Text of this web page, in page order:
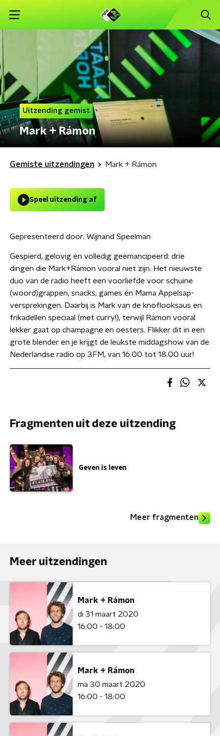
Uitzending gemist
Mark + Rámon
Gemiste uitzendingen Mark + Rámon
Speel uitzending af
Gepresenteerd door: Wijnand Speelman
Gespierd, gelovig en volledig geëmancipeerd: drie
dingen die Mark+Rámon vooral niet zijn. Het nieuwste
duo van de radio heeft een voorliefde voor schuine
(woord)grappen, snacks, games én Mama Appelsap-
versprekingen. Daarbij is Mark van de knoflooksaus en
frikadellen speciaal (met curry!), terwijl Rámon vooral
lekker gaat op champagne en oesters. Flikker dit in een
grote blender en je krijgt de leukste middagshow van de
Nederlandse radio op 3FM, van 16.00 tot 18.00 uur!
Fragmenten uit deze uitzending
Geven is leven
Meer fragmenten
Meer uitzendingen
Mark + Rámon
di 31 maart 2020
16:00 - 18:00
Mark + Rámon
ma 30 maart 2020
16:00 - 18:00